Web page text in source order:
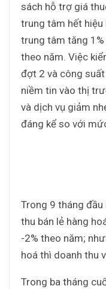
sách hỗ trợ giá
trung tâm hết hiệu
trung tâm tăng
theo năm. Việc
đợt 2 và công
niềm tin vào thị
và dịch vụ giảm
đáng kể so với
Trong 9 tháng
thu bán lẻ hàng
-2% theo năm;
hoá thì doanh thu
Trong ba tháng